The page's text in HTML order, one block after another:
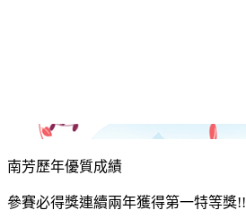
南芳歷年優質成績
參賽必得獎連續兩年獲得第一特等獎!!